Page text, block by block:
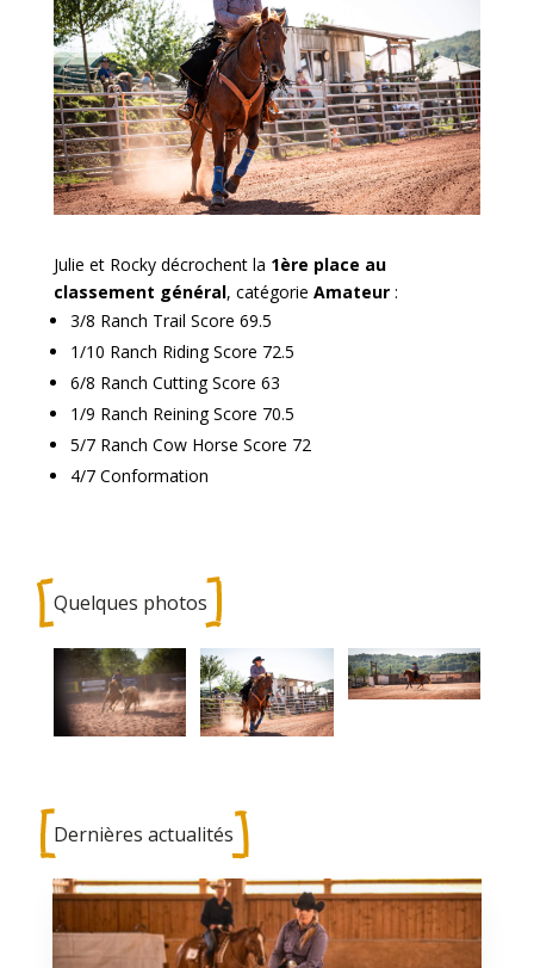
Julie et Rocky décrochent la 1ère place au
classement général, catégorie Amateur:
3/8 Ranch Trail Score 69.5
1/10 Ranch Riding Score 72.5
6/8 Ranch Cutting Score 63
1/9 Ranch Reining Score 70.5
5/7 Ranch Cow Horse Score 72
4/7 Conformation
Quelques photos
Dernières actualités